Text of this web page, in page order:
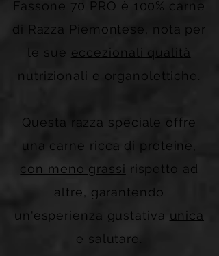
Fassone 70 PRO è 100% carne
di Razza Piemontese, nota per
le sue eccezionali qualità
nutrizionali e organolettiche.
Questa razza speciale offre
una carne ricca di proteine,
con meno grassi rispetto ad
altre, garantendo
un'esperienza gustativa unica
e salutare.